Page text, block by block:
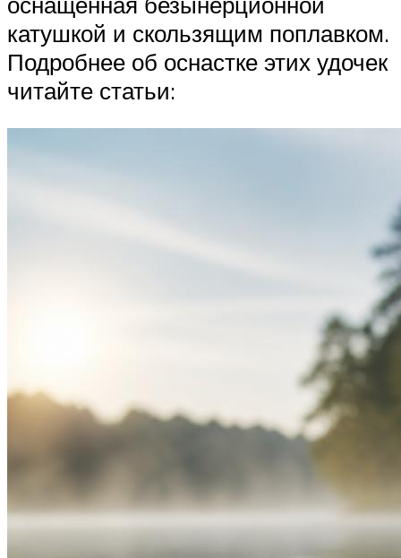
катушкой и скользящим поплавком.
Подробнее об оснастке этих удочек
читайте статьи: